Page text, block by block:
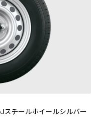
チールホイールシルバー